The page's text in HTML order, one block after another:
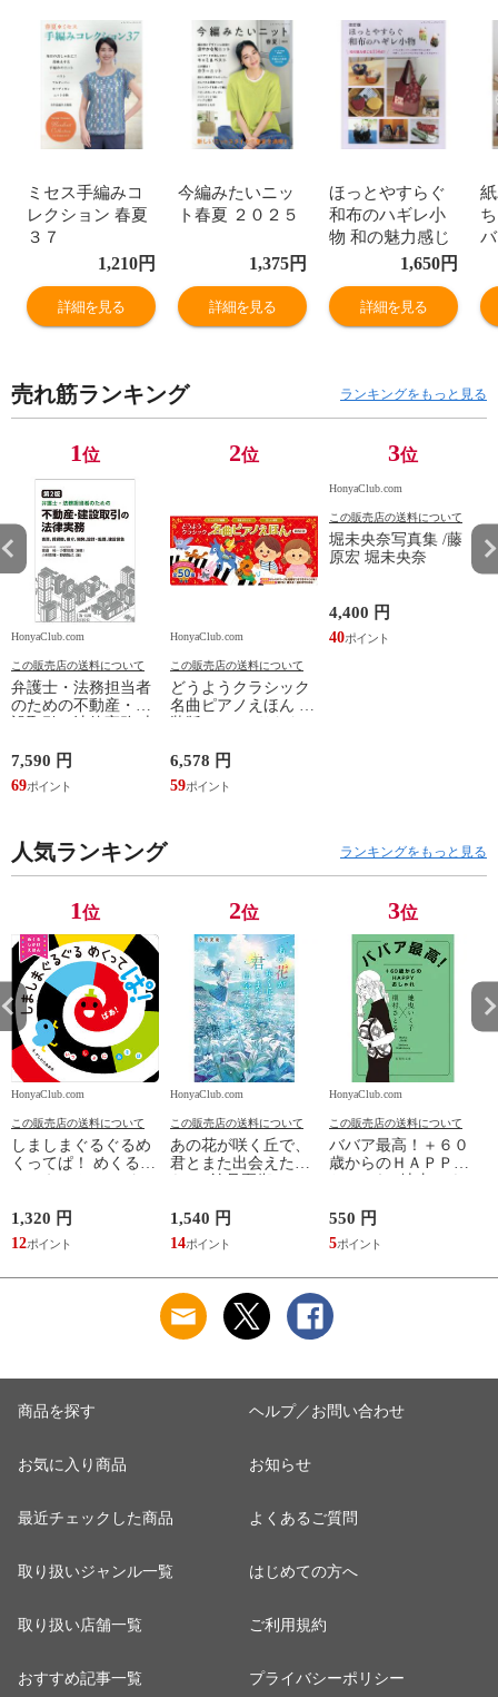
ミセス手編みコ
レクション 春夏
３７
1,210円
詳細を見る
今編みたいニッ
ト春夏 ２０２５
1,375円
詳細を見る
ほっとやすらぐ
和布のハギレ小
物 和の魅力感じ
る１１４点！ 改
訂版
1,650円
詳細を見る
売れ筋ランキング ランキングをもっと見る
1位
HonyaClub.com
この販売店の送料について
弁護士・法務担当者
のための不動産・建
開発、設計・監理、
建設請負 第２版 /富
田裕 小里佳嵩
7,590 円
69
2位
HonyaClub.com
この販売店の送料について
どうようクラシック
名曲ピアノえほん 新
ワシマミワコ
6,578 円
59
3位
HonyaClub.com
この販売店の送料について
堀未央奈写真集 /藤
原宏 堀未央奈
4,400 円
40
人気ランキング ランキングをもっと見る
1位
HonyaClub.com
この販売店の送料について
しましまぐるぐるめ
くってぱ！ めくるし
1,320 円
12
2位
HonyaClub.com
この販売店の送料について
あの花が咲く丘で、
君とまた出会えた
1,540 円
14
3位
HonyaClub.com
この販売店の送料について
ババア最高！＋６０
歳からのＨＡＰＰＹ
550 円
5
商品を探す
お気に入り商品
最近チェックした商品
取り扱いジャンル一覧
取り扱い店舗一覧
おすすめ記事一覧
ヘルプ／お問い合わせ
お知らせ
よくあるご質問
はじめての方へ
ご利用規約
プライバシーポリシー